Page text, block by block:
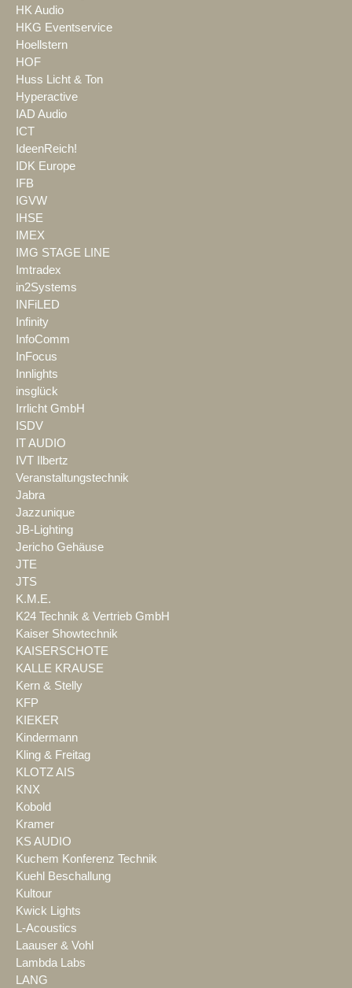
HK Audio
HKG Eventservice
Hoellstern
HOF
Huss Licht & Ton
Hyperactive
IAD Audio
ICT
IdeenReich!
IDK Europe
IFB
IGVW
IHSE
IMEX
IMG STAGE LINE
Imtradex
in2Systems
INFiLED
Infinity
InfoComm
InFocus
Innlights
insglück
Irrlicht GmbH
ISDV
IT AUDIO
IVT Ilbertz
Veranstaltungstechnik
Jabra
Jazzunique
JB-Lighting
Jericho Gehäuse
JTE
JTS
K.M.E.
K24 Technik & Vertrieb GmbH
Kaiser Showtechnik
KAISERSCHOTE
KALLE KRAUSE
Kern & Stelly
KFP
KIEKER
Kindermann
Kling & Freitag
KLOTZ AIS
KNX
Kobold
Kramer
KS AUDIO
Kuchem Konferenz Technik
Kuehl Beschallung
Kultour
Kwick Lights
L-Acoustics
Laauser & Vohl
Lambda Labs
LANG